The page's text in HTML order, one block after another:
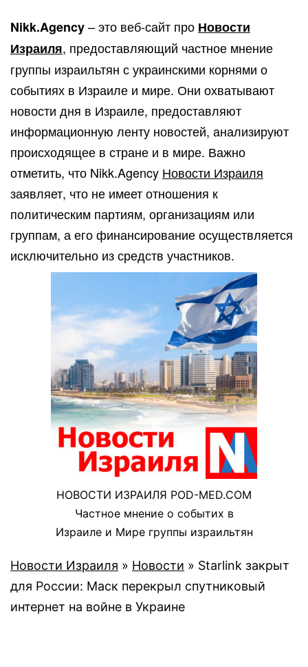
Nikk.Agency– это веб-сайт про Новости
Израиля, предоставляющий частное мнение
группы израильтян с украинскими корнями о
событиях в Израиле и мире. Они охватывают
новости дня в Израиле, предоставляют
информационную ленту новостей, анализируют
происходящее в стране и в мире. Важно
отметить, что Nikk.Agency Новости Израиля
заявляет, что не имеет отношения к
политическим партиям, организациям или
группам, а его финансирование осуществляется
исключительно из средств участников.
НОВОСТИ ИЗРАИЛЯ POD-MED.COM
Частное мнение о событих в
Израиле и Мире группы израильтян
Новости Израиля » Новости » Starlink закрыт
для России: Маск перекрыл спутниковый
интернет на войне в Украине